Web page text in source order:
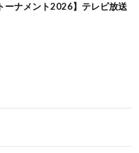
ーナメント2026】テレビ放送